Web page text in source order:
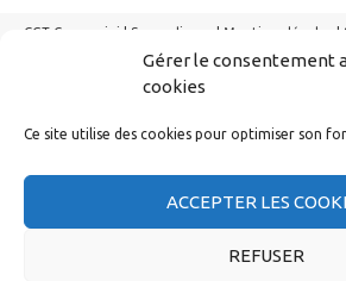
Gérer le consentement
cookies
Ce site utilise des cookies pour optimiser son
ACCEPTER LES
REFUSER
CGT Capgemini | Se syndiquer | Mentions légales |